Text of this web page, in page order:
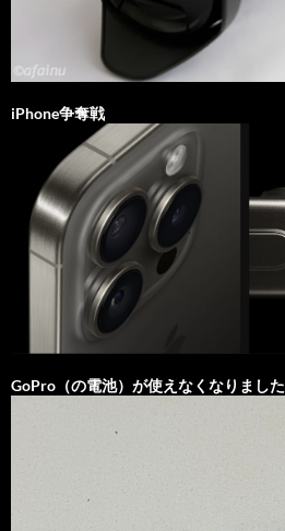
iPhone争奪戦
GoPro（の電池）が使えなくなりました